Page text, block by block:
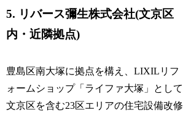
5. リバース彌生株式会社(文京区
内・近隣拠点)
豊島区南大塚に拠点を構え、LIXILリフ
ォームショップ「ライファ大塚」として
文京区を含む23区エリアの住宅設備改修